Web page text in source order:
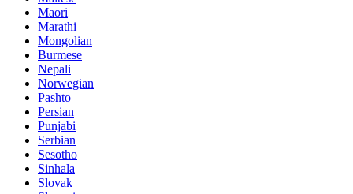
Maori
Marathi
Mongolian
Burmese
Nepali
Norwegian
Pashto
Persian
Punjabi
Serbian
Sesotho
Sinhala
Slovak